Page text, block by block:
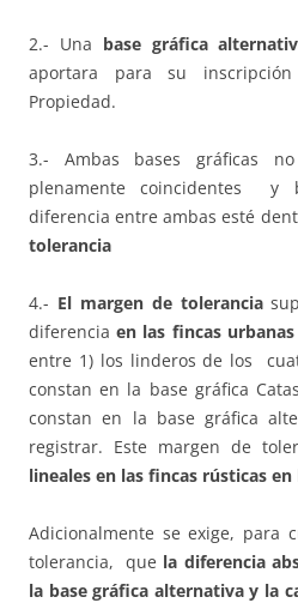
2.- Una base gráfica
aportara para su
Propiedad.
3.- Ambas bases gráficas
plenamente coincidentes
diferencia entre ambas esté
tolerancia
4.- El margen de tolerancia
diferenciaen las fincas
entre 1) los linderos de los
constan en la base gráfica
constan en la base gráfica
registrar. Este margen de
lineales en las fincas rústicas
Adicionalmente se exige, para
tolerancia, que la diferencia
la base gráfica alternativa y la